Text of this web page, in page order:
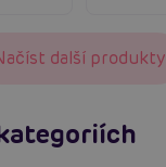
další produkty